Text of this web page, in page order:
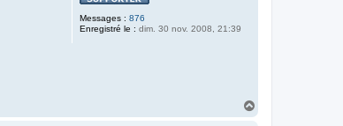
Messages : 876
Enregistré le : dim. 30 nov. 2008, 21:39